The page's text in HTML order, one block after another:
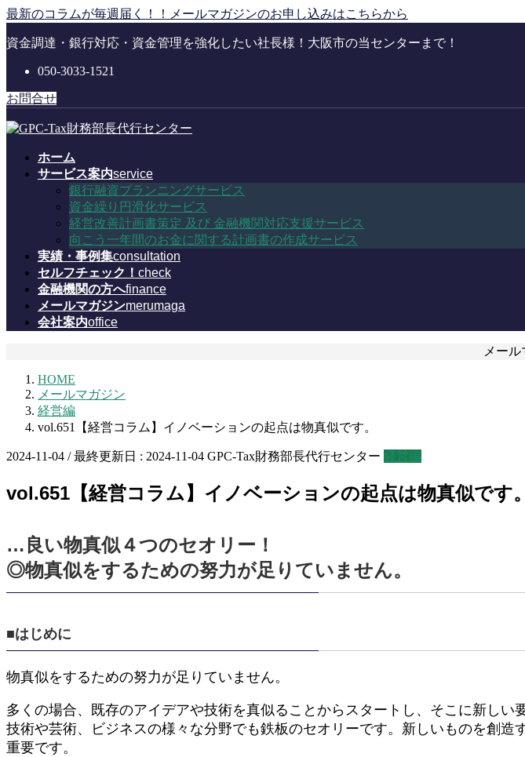
コ
テ
に
移
動
ナ
ゲ
ョ
ン
に
最新のコラムが毎週届く！！メールマガジンのお申し込みはこちらから
資金調達・銀行対応・資金管理を強化したい社長様！大阪市の当センターまで！
050-3033-1521
お問合せ
ホーム
サービス案内service
銀行融資プランニングサービス
資金繰り円滑化サービス
経営改善計画書策定 及び 金融機関対応支援サービス
向こう一年間のお金に関する計画書の作成サービス
実績・事例集consultation
セルフチェック！ check
金融機関の方へfinance
メールマガジンmerumaga
会社案内office
メー
HOME
メールマガジン
経営編
vol.651【経営コラム】イノベーションの起点は物真似です。
2024-11-04 / 最終更新日 : 2024-11-04 GPC-Tax財務部長代行センター 経営編
vol.651【経営コラム】イノベーションの起点は物真似です。
…良い物真似４つのセオリー！
◎物真似をするための努力が足りていません。
■はじめに
物真似をするための努力が足りていません。
多くの場合、既存のアイデアや技術を真似ることからスタートし、そこに新し
技術や芸術、ビジネスの様々な分野でも鉄板のセオリーです。新しいものを創
重要です。